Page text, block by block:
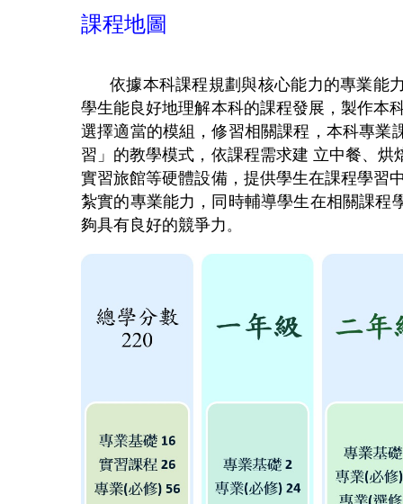
課程地圖
依據本科課程規劃與核心能力的專業能
學生能良好地理解本科的課程發展，製作本
選擇適當的模組，修習相關課程，本科專業
習」的教學模式，依課程需求建 立中餐、
實習旅館等硬體設備，提供學生在課程學習
紮實的專業能力，同時輔導學生在相關課程
夠具有良好的競爭力 。